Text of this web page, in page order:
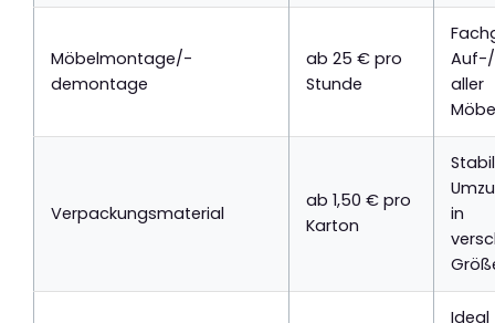
Möbelmontage/-
demontage
ab 25 € pro
Stunde
aller
Verpackungsmaterial
ab 1,50 € pro
Karton
in
Ideal